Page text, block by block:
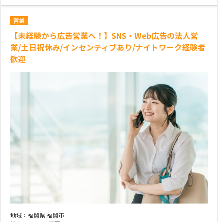
営業
【未経験から広告営業へ！】SNS・Web広告の法人営
業/土日祝休み/インセンティブあり/ナイトワーク経験者
歓迎
地域： 福岡県 福岡市